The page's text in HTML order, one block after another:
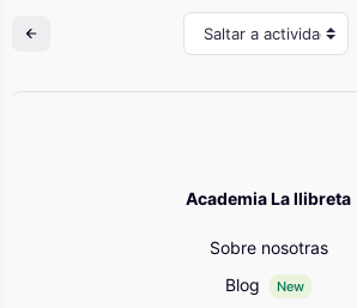
Saltar a actividad
Academia La llibreta
Sobre nosotras
Blog
New